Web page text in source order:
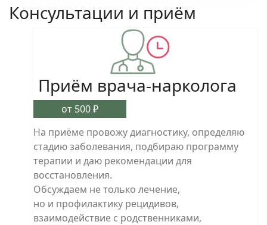
30-36
Консультации и приём
Приём врача-нарколога
от 500 ₽
На приёме провожу диагностику, определяю
стадию заболевания, подбираю программу
терапии и даю рекомендации для
восстановления.
Обсуждаем не только лечение,
но и профилактику рецидивов,
взаимодействие с родственниками,